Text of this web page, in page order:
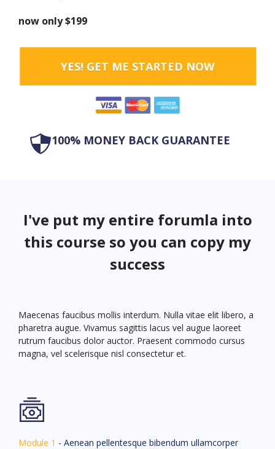
now only $199
YES! GET ME STARTED NOW
100% MONEY BACK GUARANTEE
I've put my entire forumla into
this course so you can copy my
success
Maecenas faucibus mollis interdum. Nulla vitae elit libero, a
pharetra augue. Vivamus sagittis lacus vel augue laoreet
rutrum faucibus dolor auctor. Praesent commodo cursus
magna, vel scelerisque nisl consectetur et.
Module 1 - Aenean pellentesque bibendum ullamcorper